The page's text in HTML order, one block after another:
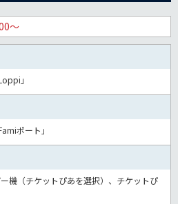
～
」
ポート」
機（チケットぴあを選択）、チケットぴ